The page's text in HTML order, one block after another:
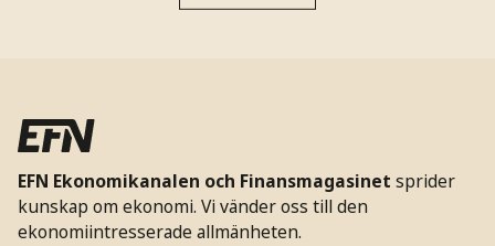
EFN Ekonomikanalen och Finansmagasinet sprider
kunskap om ekonomi. Vi vänder oss till den
ekonomiintresserade allmänheten.